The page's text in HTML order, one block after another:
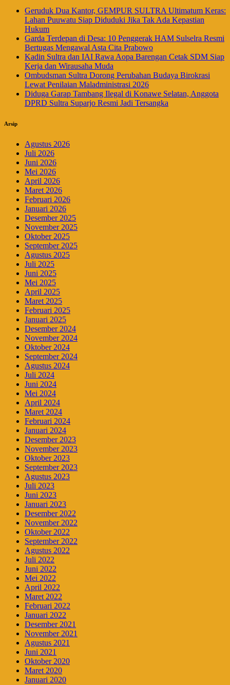
Geruduk Dua Kantor, GEMPUR SULTRA Ultimatum Keras:
Lahan Puuwatu Siap Diduduki Jika Tak Ada Kepastian
Hukum
Garda Terdepan di Desa: 10 Penggerak HAM Sulselra Resmi
Bertugas Mengawal Asta Cita Prabowo
Kadin Sultra dan IAI Rawa Aopa Barengan Cetak SDM Siap
Kerja dan Wirausaha Muda
Ombudsman Sultra Dorong Perubahan Budaya Birokrasi
Lewat Penilaian Maladministrasi 2026
Diduga Garap Tambang Ilegal di Konawe Selatan, Anggota
DPRD Sultra Suparjo Resmi Jadi Tersangka
Arsip
Agustus 2026
Juli 2026
Juni 2026
Mei 2026
April 2026
Maret 2026
Februari 2026
Januari 2026
Desember 2025
November 2025
Oktober 2025
September 2025
Agustus 2025
Juli 2025
Juni 2025
Mei 2025
April 2025
Maret 2025
Februari 2025
Januari 2025
Desember 2024
November 2024
Oktober 2024
September 2024
Agustus 2024
Juli 2024
Juni 2024
Mei 2024
April 2024
Maret 2024
Februari 2024
Januari 2024
Desember 2023
November 2023
Oktober 2023
September 2023
Agustus 2023
Juli 2023
Juni 2023
Januari 2023
Desember 2022
November 2022
Oktober 2022
September 2022
Agustus 2022
Juli 2022
Juni 2022
Mei 2022
April 2022
Maret 2022
Februari 2022
Januari 2022
Desember 2021
November 2021
Agustus 2021
Juni 2021
Oktober 2020
Maret 2020
Januari 2020